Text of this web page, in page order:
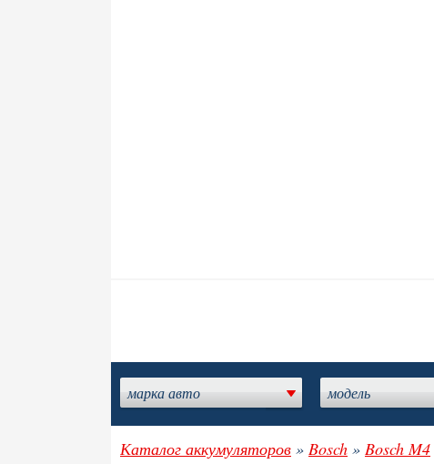
марка авто модель
Каталог аккумуляторов » Bosch » Bosch M4